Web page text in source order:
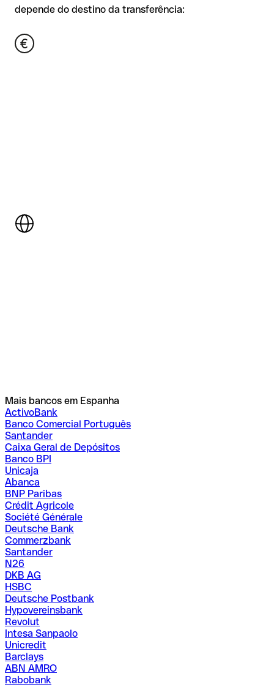
depende do destino da transferência:
Mais bancos em Espanha
ActivoBank
Banco Comercial Português
Santander
Caixa Geral de Depósitos
Banco BPI
Unicaja
Abanca
BNP Paribas
Crédit Agricole
Société Générale
Deutsche Bank
Commerzbank
Santander
N26
DKB AG
HSBC
Deutsche Postbank
Hypovereinsbank
Revolut
Intesa Sanpaolo
Unicredit
Barclays
ABN AMRO
Rabobank